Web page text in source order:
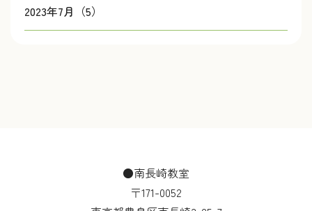
2023年7月（5）
●南長崎教室
〒171-0052